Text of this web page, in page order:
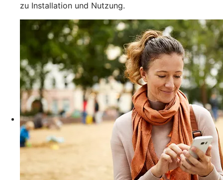
zu Installation und Nutzung.